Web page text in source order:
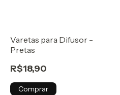
Varetas para Difusor -
Pretas
R$18,90
Comprar